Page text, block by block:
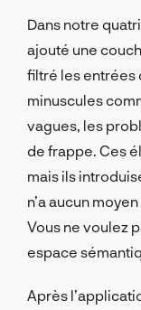
Dans notre
ajouté une
filtré les entrées
minuscules
vagues, les
de frappe. Ces
mais ils
n’a aucun
Vous ne voulez
espace
Après